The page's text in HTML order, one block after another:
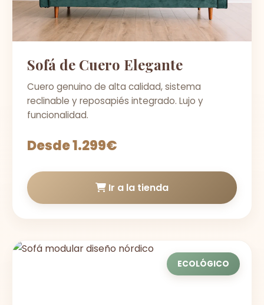
Sofá de Cuero Elegante
Cuero genuino de alta calidad, sistema
reclinable y reposapiés integrado. Lujo y
funcionalidad.
Desde 1.299€
Ir a la tienda
ECOLÓGICO